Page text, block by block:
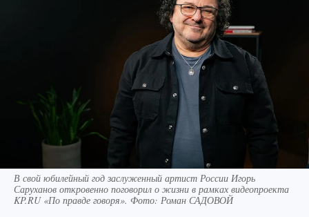
В свой юбилейный год заслуженный артист России Игорь
Саруханов откровенно поговорил о жизни в рамках видеопроекта
KP.RU «По правде говоря». Фото: Роман САДОВОЙ